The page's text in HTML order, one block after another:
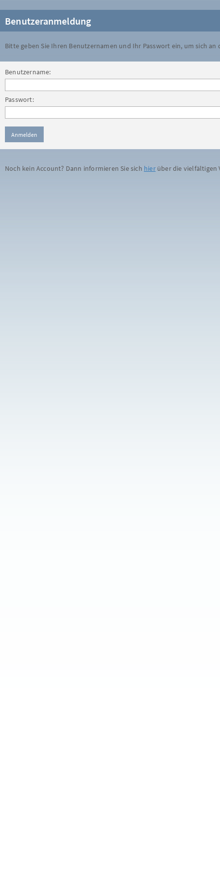
Benutzeranmeldung
Bitte geben Sie Ihren Benutzernamen und Ihr Passwort ein, um sich an
Benutzername:
Passwort:
Noch kein Account? Dann informieren Sie sich hierüber die vielfältigen